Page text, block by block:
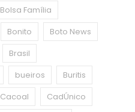
Bolsa Família
Bonito
Boto News
Brasil
bueiros
Buritis
Cacoal
CadÚnico